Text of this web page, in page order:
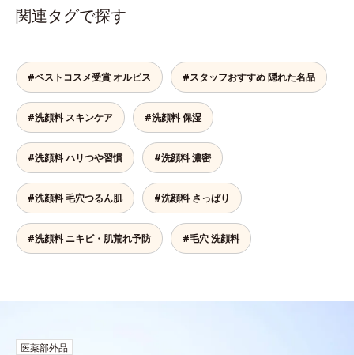
関連タグで探す
#ベストコスメ受賞 オルビス #スタッフおすすめ 隠れた名品
#洗顔料 スキンケア #洗顔料 保湿
#洗顔料 ハリつや習慣 #洗顔料 濃密
#洗顔料 毛穴つるん肌 #洗顔料 さっぱり
#洗顔料 ニキビ・肌荒れ予防 #毛穴 洗顔料
医薬部外品